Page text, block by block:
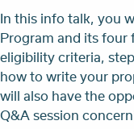
In this info talk, you
Program and its
eligibility criteria,
how to write your
will also have the
Q&A session